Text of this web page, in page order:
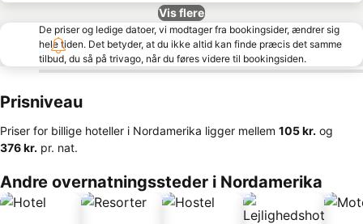
Vis flere
De priser og ledige datoer, vi modtager fra bookingsider, ændrer sig
hele tiden. Det betyder, at du ikke altid kan finde præcis det samme
tilbud, du så på trivago, når du føres videre til bookingsiden.
Prisniveau
Priser for billige hoteller i Nordamerika ligger mellem ‎105 kr. og
‎376 kr. pr. nat.
Andre overnatningssteder i Nordamerika